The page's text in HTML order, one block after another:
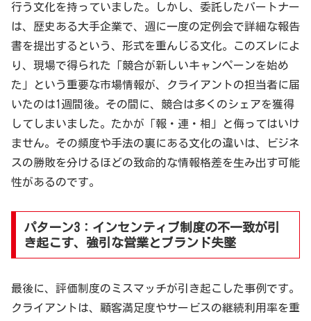
行う文化を持っていました。しかし、委託したパートナー
は、歴史ある大手企業で、週に一度の定例会で詳細な報告
書を提出するという、形式を重んじる文化。このズレによ
り、現場で得られた「競合が新しいキャンペーンを始め
た」という重要な市場情報が、クライアントの担当者に届
いたのは1週間後。その間に、競合は多くのシェアを獲得
してしまいました。たかが「報・連・相」と侮ってはいけ
ません。その頻度や手法の裏にある文化の違いは、ビジネ
スの勝敗を分けるほどの致命的な情報格差を生み出す可能
性があるのです。
パターン3：インセンティブ制度の不一致が引
き起こす、強引な営業とブランド失墜
最後に、評価制度のミスマッチが引き起こした事例です。
クライアントは、顧客満足度やサービスの継続利用率を重